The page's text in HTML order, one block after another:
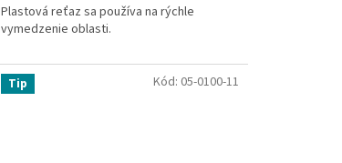
z
5
Plastová reťaz sa používa na rýchle
vymedzenie oblasti.
Tip Kód: 05-0100-11